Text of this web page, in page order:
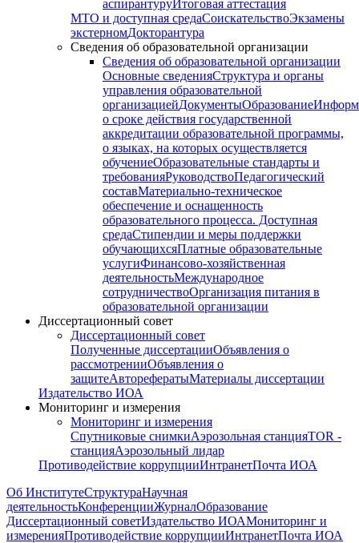
аспирантуруИтоговая аттестация
МТО и доступная средаСоискательствоЭкзамены
экстерномДокторантура
Сведения об образовательной организации
Сведения об образовательной организации
Основные сведенияСтруктура и органы
управления образовательной
организациейДокументыОбразование
о сроке действия государственной
аккредитации образовательной программы,
о языках, на которых осуществляется
обучениеОбразовательные стандарты и
требованияРуководствоПедагогический
составМатериально-техническое
обеспечение и оснащенность
образовательного процесса. Доступная
средаСтипендии и меры поддержки
обучающихсяПлатные образовательные
услугиФинансово-хозяйственная
деятельностьМеждународное
сотрудничествоОрганизация питания в
образовательной организации
Диссертационный совет
Диссертационный совет
Полученные диссертацииОбъявления о
рассмотренииОбъявления о
защитеАвторефератыМатериалы диссертации
Издательство ИОА
Мониторинг и измерения
Мониторинг и измерения
Спутниковые снимкиАэрозольная станцияTOR -
станцияАэрозольный лидар
Противодействие коррупцииИнтранетПочта ИОА
Об ИнститутеСтруктураНаучная
деятельностьКонференцииЖурналОбразование
Диссертационный советИздательство ИОАМониторинг и
измеренияПротиводействие коррупцииИнтранетПочта ИОА